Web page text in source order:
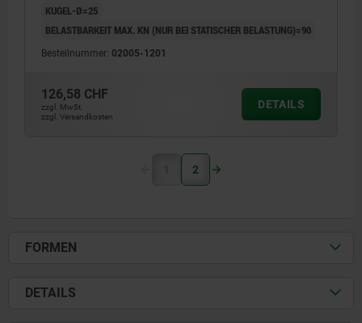
KUGEL-Ø=25
BELASTBARKEIT MAX. KN (NUR BEI STATISCHER BELASTUNG)=90
Bestellnummer: 02005-1201
126,58 CHF
zzgl. MwSt.
zzgl. Versandkosten
DETAILS
1 2
FORMEN
DETAILS